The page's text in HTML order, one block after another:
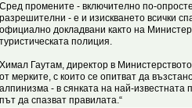
Сред промените - включително по-
разрешителни - е и изискването всички
официално докладвани както на
туристическата полиция.
Химал Гаутам, директор в
от мерките, с които се опитват да
алпинизма - в сянката на най-известната
път да спазват правилата.“